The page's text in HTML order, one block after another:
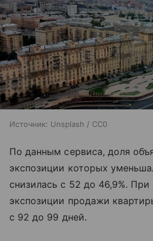
Источник: Unsplash / CC0
По данным сервиса, доля
экспозиции которых
снизилась с 52 до 46,9%.
экспозиции продажи
с 92 до 99 дней.